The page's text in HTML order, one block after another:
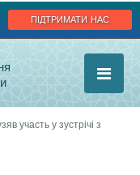
підтримати нас
участь у зустрічі з